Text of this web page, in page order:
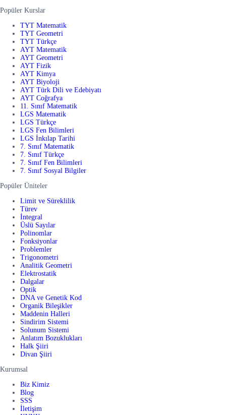
Popüler Kurslar
TYT Matematik
TYT Geometri
TYT Türkçe
AYT Matematik
AYT Geometri
AYT Fizik
AYT Kimya
AYT Biyoloji
AYT Türk Dili ve Edebiyatı
AYT Coğrafya
11. Sınıf Matematik
LGS Matematik
LGS Türkçe
LGS Fen Bilimleri
LGS İnkılap Tarihi
7. Sınıf Matematik
7. Sınıf Türkçe
7. Sınıf Fen Bilimleri
7. Sınıf Sosyal Bilgiler
Popüler Üniteler
Limit ve Süreklilik
Türev
İntegral
Üslü Sayılar
Polinomlar
Fonksiyonlar
Problemler
Trigonometri
Analitik Geometri
Elektrostatik
Dalgalar
Optik
DNA ve Genetik Kod
Organik Bileşikler
Maddenin Halleri
Sindirim Sistemi
Solunum Sistemi
Anlatım Bozuklukları
Halk Şiiri
Divan Şiiri
Kurumsal
Biz Kimiz
Blog
SSS
İletişim